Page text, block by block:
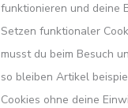
funktionieren und deine
Setzen funktionaler
musst du beim Besuch
so bleiben Artikel
Cookies ohne deine